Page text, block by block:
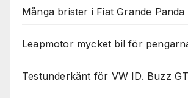
Många brister i Fiat Grande Panda
Leapmotor mycket bil för
Testunderkänt för VW ID. Buzz